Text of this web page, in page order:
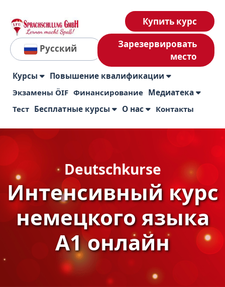
Русский
Купить курс
Зарезервировать
место
Курсы Повышение квалификации
Экзамены ÖIF Финансирование Медиатека
Тест Бесплатные курсы О нас Контакты
Deutschkurse
Интенсивный курс
немецкого языка
A1 онлайн